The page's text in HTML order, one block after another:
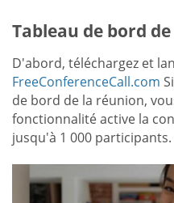
Tableau de bord
D'abord, téléchargez et
FreeConferenceCall.com
de bord de la réunion,
fonctionnalité active la
jusqu'à 1 000 participants.